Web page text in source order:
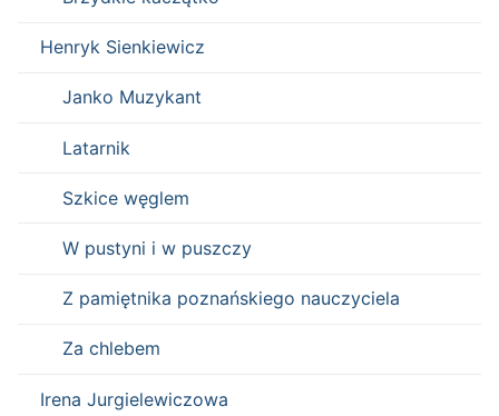
Henryk Sienkiewicz
Janko Muzykant
Latarnik
Szkice węglem
W pustyni i w puszczy
Z pamiętnika poznańskiego nauczyciela
Za chlebem
Irena Jurgielewiczowa